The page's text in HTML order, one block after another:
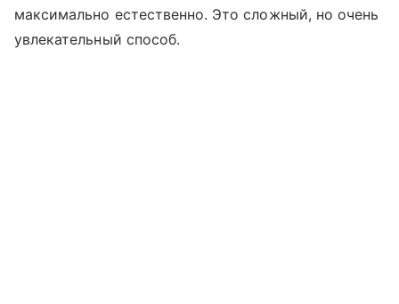
максимально естественно. Это сложный, но очень
увлекательный способ.